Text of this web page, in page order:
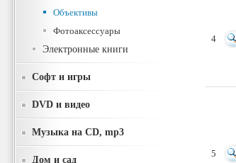
Объективы
Фотоаксессуары
Электронные книги
Софт и игры
DVD и видео
Музыка на CD, mp3
Дом и сад
4
5